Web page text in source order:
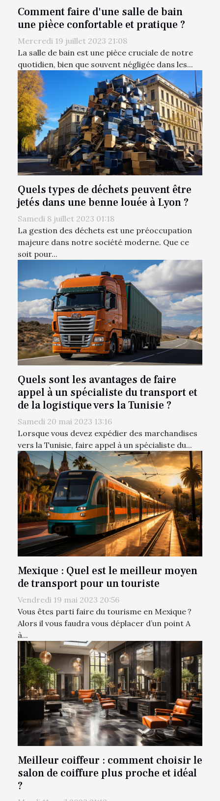
Comment faire d'une salle de bain
une pièce confortable et pratique ?
Mercredi 19 juillet 2023 21:08
La salle de bain est une pièce cruciale de notre
quotidien, bien que souvent négligée dans les...
Quels types de déchets peuvent être
jetés dans une benne louée à Lyon ?
Samedi 8 juillet 2023 01:18
La gestion des déchets est une préoccupation
majeure dans notre société moderne. Que ce
soit pour...
Quels sont les avantages de faire
appel à un spécialiste du transport et
de la logistique vers la Tunisie ?
Samedi 20 mai 2023 13:16
Lorsque vous devez expédier des marchandises
vers la Tunisie, faire appel à un spécialiste du...
Mexique : Quel est le meilleur moyen
de transport pour un touriste
Vendredi 19 mai 2023 20:56
Vous êtes parti faire du tourisme en Mexique ?
Alors il vous faudra vous déplacer d’un point A
à...
Meilleur coiffeur : comment choisir le
salon de coiffure plus proche et idéal
?